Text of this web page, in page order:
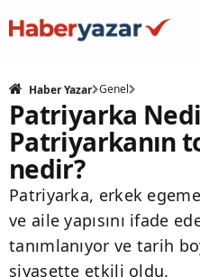
Haber Yazar Genel
Patriyarka
Patriyarkanın
nedir?
Patriyarka, erkek
ve aile yapısını ifade
tanımlanıyor ve tarih
siyasette etkili oldu.